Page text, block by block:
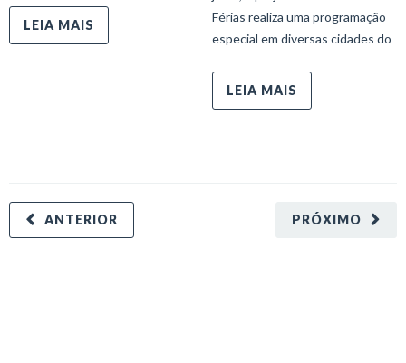
LEIA MAIS
Férias realiza uma programação
especial em diversas cidades do
LEIA MAIS
PRÓXIMO
ANTERIOR